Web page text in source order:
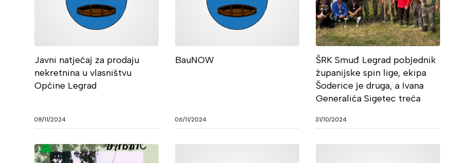
Javni natječaj za prodaju
nekretnina u vlasništvu
Općine Legrad
08/11/2024
BauNOW
06/11/2024
ŠRK Smuđ Legrad pobjednik
županijske spin lige, ekipa
Šoderice je druga, a Ivana
Generalića Sigetec treća
31/10/2024